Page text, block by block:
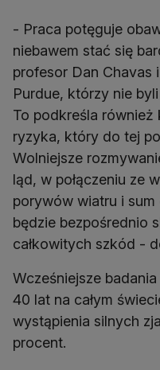
- Praca potęguje
niebawem stać się
profesor Dan Chavas
Purdue, którzy nie
To podkreśla
ryzyka, który do tej
Wolniejsze
ląd, w połączeniu ze
porywów wiatru i sum
będzie bezpośrednio
całkowitych szkód -
Wcześniejsze
40 lat na całym
wystąpienia silnych
procent.